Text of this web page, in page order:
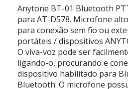
Anytone BT-01 Bluetooth
para AT-D578. Microfone
para conexão sem fio ou
portáteis / dispositivos
O viva-voz pode ser
ligando-o, procurando e
dispositivo habilitado para
Bluetooth. O microfone